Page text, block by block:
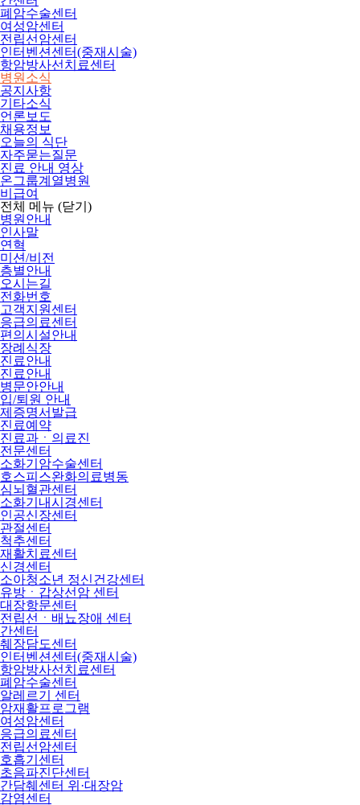
폐암수술센터
여성암센터
전립선암센터
인터벤션센터(중재시술)
항암방사선치료센터
병원소식
공지사항
기타소식
언론보도
채용정보
오늘의 식단
자주묻는질문
진료 안내 영상
온그룹계열병원
비급여
전체 메뉴 (닫기)
병원안내
인사말
연혁
미션/비전
층별안내
오시는길
전화번호
고객지원센터
응급의료센터
편의시설안내
장례식장
진료안내
진료안내
병문안안내
입/퇴원 안내
제증명서발급
진료예약
진료과ㆍ의료진
전문센터
소화기암수술센터
호스피스완화의료병동
심뇌혈관센터
소화기내시경센터
인공신장센터
관절센터
척추센터
재활치료센터
신경센터
소아청소년 정신건강센터
유방ㆍ갑상선암 센터
대장항문센터
전립선ㆍ배뇨장애 센터
간센터
췌장담도센터
인터벤션센터(중재시술)
항암방사선치료센터
폐암수술센터
알레르기 센터
암재활프로그램
여성암센터
응급의료센터
전립선암센터
호흡기센터
초음파진단센터
간담췌센터 위·대장암
감염센터